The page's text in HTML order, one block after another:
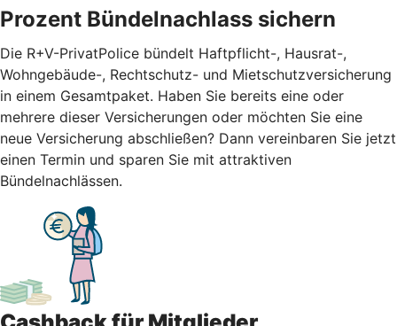
Prozent Bündelnachlass sichern
Die R+V-PrivatPolice bündelt Haftpflicht-, Hausrat-,
Wohngebäude-, Rechtschutz- und Mietschutzversicherung
in einem Gesamtpaket. Haben Sie bereits eine oder
mehrere dieser Versicherungen oder möchten Sie eine
neue Versicherung abschließen? Dann vereinbaren Sie jetzt
einen Termin und sparen Sie mit attraktiven
Bündelnachlässen.